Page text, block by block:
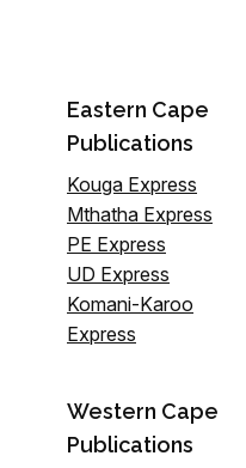
Eastern Cape
Publications
Kouga Express
Mthatha Express
PE Express
UD Express
Komani-Karoo
Express
Western Cape
Publications